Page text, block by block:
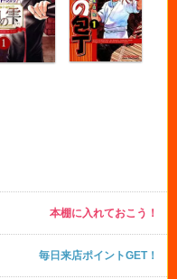
本棚に入れておこう！
毎日来店ポイントGET！